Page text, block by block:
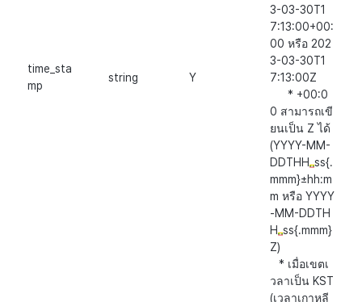
time_sta
mp
string Y
3-03-30T1
7:13:00+00:
00 หรือ 202
3-03-30T1
7:13:00Z
* +00:0
0 สามารถเขี
ยนเป็น Z ได้
(YYYY-MM-
DDTHH ss{.
mmm}±hh:m
m หรือ YYYY
-MM-DDTH
H ss{.mmm}
Z)
* เมื่อเขตเ
วลาเป็น KST
(เวลาเกาหลี